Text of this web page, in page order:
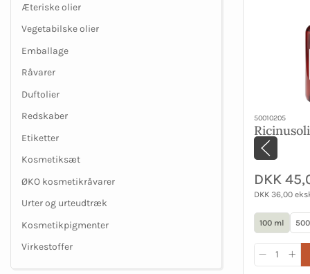
Æteriske olier
Vegetabilske olier
Emballage
Råvarer
Duftolier
Redskaber
Etiketter
Kosmetiksæt
ØKO kosmetikråvarer
Urter og urteudtræk
Kosmetikpigmenter
Virkestoffer
50010205
DKK
DKK 36,00
100 ml